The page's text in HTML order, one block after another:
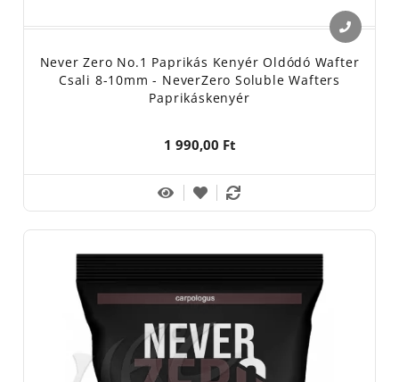
Never Zero No.1 Paprikás Kenyér Oldódó Wafter
Csali 8-10mm - NeverZero Soluble Wafters
Paprikáskenyér
1 990,00 Ft